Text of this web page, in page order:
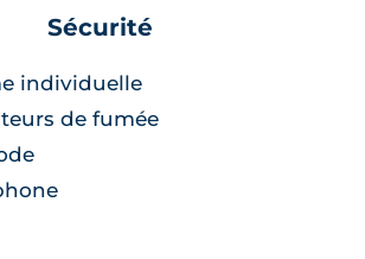
Sécurité
individuelle
de fumée